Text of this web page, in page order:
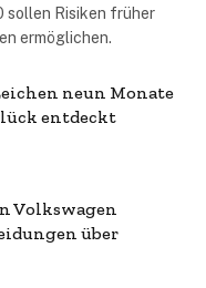
sollen Risiken früher
ermöglichen.
neun Monate
entdeckt
Volkswagen
über